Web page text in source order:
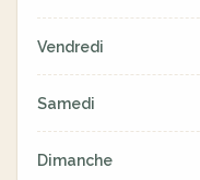
Vendredi
Samedi
Dimanche